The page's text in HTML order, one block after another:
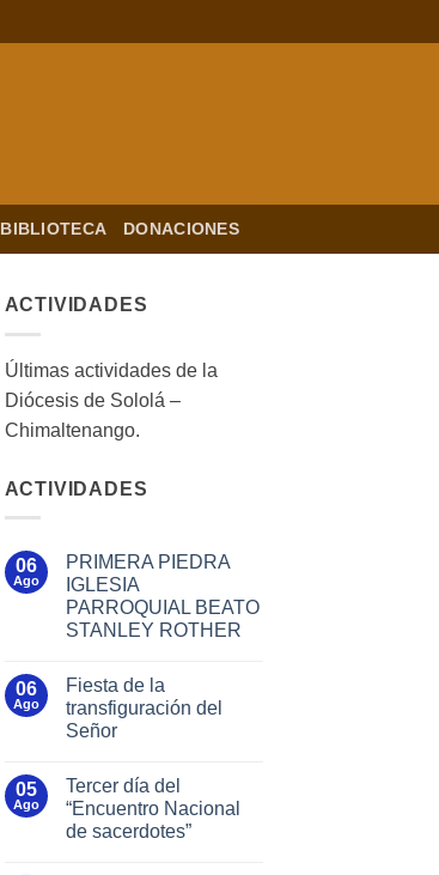
BIBLIOTECA DONACIONES
ACTIVIDADES
Últimas actividades de la
Diócesis de Sololá –
Chimaltenango.
ACTIVIDADES
06
Ago
PRIMERA PIEDRA
IGLESIA
PARROQUIAL BEATO
STANLEY ROTHER
06
Ago
Fiesta de la
transfiguración del
Señor
05
Ago
Tercer día del
“Encuentro Nacional
de sacerdotes”